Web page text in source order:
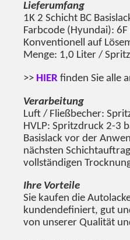
Lieferumfang
1K 2 Schicht BC
Farbcode (Hyundai): 6F
Konventionell auf
Menge: 1,0 Liter /
>> HIER finden Sie alle
Verarbeitung
Luft / Fließbecher:
HVLP: Spritzdruck 2-3
Basislack vor der
nächsten
vollständigen
Ihre Vorteile
Sie kaufen die
kundendefiniert, gut
von unserer Qualität